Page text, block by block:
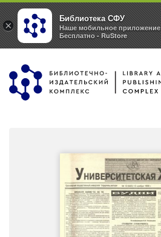
Перейти
основному
×
Библиотека СФУ
Наше мобильное приложение
Бесплатно - RuStore